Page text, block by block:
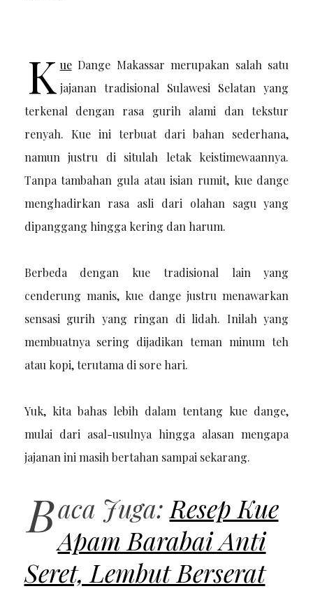
K ueDange Makassar merupakan salah satu
jajanan tradisional Sulawesi Selatan yang
terkenal dengan rasa gurih alami dan tekstur
renyah. Kue ini terbuat dari bahan sederhana,
namun justru di situlah letak keistimewaannya.
Tanpa tambahan gula atau isian rumit, kue dange
menghadirkan rasa asli dari olahan sagu yang
dipanggang hingga kering dan harum.
Berbeda dengan kue tradisional lain yang
cenderung manis, kue dange justru menawarkan
sensasi gurih yang ringan di lidah. Inilah yang
membuatnya sering dijadikan teman minum teh
atau kopi, terutama di sore hari.
Yuk, kita bahas lebih dalam tentang kue dange,
mulai dari asal-usulnya hingga alasan mengapa
jajanan ini masih bertahan sampai sekarang.
Baca Juga: Resep Kue
Apam Barabai Anti
Seret, Lembut Berserat